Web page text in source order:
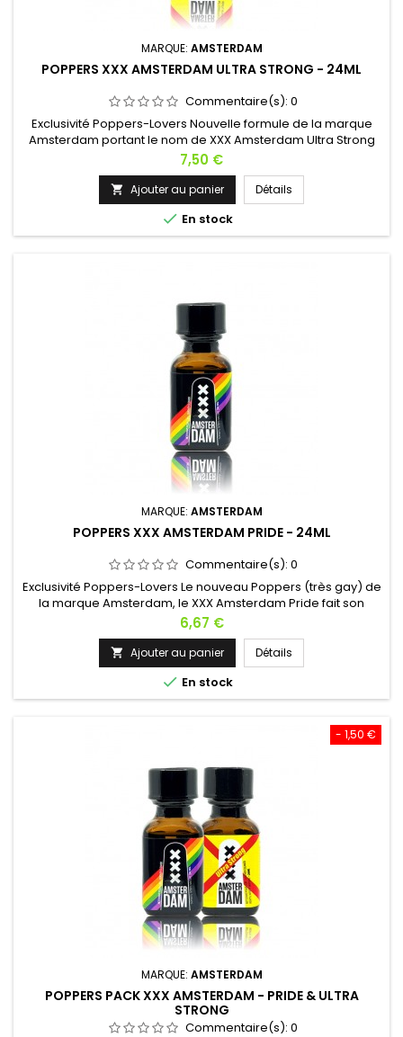
MARQUE: AMSTERDAM
POPPERS XXX AMSTERDAM ULTRA STRONG - 24ML
Commentaire(s): 0
Exclusivité Poppers-Lovers Nouvelle formule de la marque
Amsterdam portant le nom de XXX Amsterdam Ultra Strong
dans une formule à base de Pentyl, ce Poppers vous
procurera des effets très puissants lors de vos nuits de folie.
Un design plus provocateur pour rappeler la ville
d'Amsterdam, cette bouteille de 24ml provoquera chez vous
des sensations encore...
Prix
7,50 €
 Ajouter au panier Détails
 En stock
MARQUE: AMSTERDAM
POPPERS XXX AMSTERDAM PRIDE - 24ML
Commentaire(s): 0
Exclusivité Poppers-Lovers Le nouveau Poppers (très gay) de
la marque Amsterdam, le XXX Amsterdam Pride fait son
apparition dans un format 24ml. Conçu à base d'Amyl,
laissez son odeur sexy vous enivrer. Il délivrera des effets
puissants de longue durée et vous offrira une dilatation
accrue pour de longues nuits torrides. Retrouvez aussi
le Poppers XXX...
Prix
6,67 €
 Ajouter au panier Détails
 En stock
- 1,50 €
MARQUE: AMSTERDAM
POPPERS PACK XXX AMSTERDAM - PRIDE & ULTRA
STRONG
Commentaire(s): 0